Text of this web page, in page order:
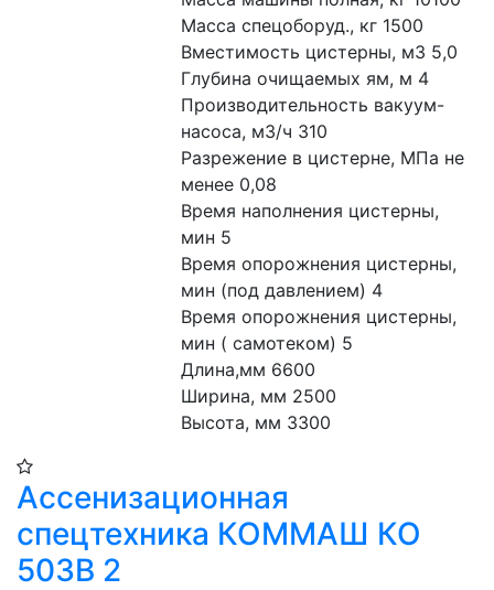
Масса спецоборуд., кг 1500
Вместимость цистерны, м3 5,0
Глубина очищаемых ям, м 4
Производительность вакуум-
насоса, м3/ч 310
Разрежение в цистерне, МПа не
менее 0,08
Время наполнения цистерны,
мин 5
Время опорожнения цистерны,
мин (под давлением) 4
Время опорожнения цистерны,
мин ( самотеком) 5
Длина,мм 6600
Ширина, мм 2500
Высота, мм 3300
Ассенизационная
спецтехника КОММАШ КО
503В 2